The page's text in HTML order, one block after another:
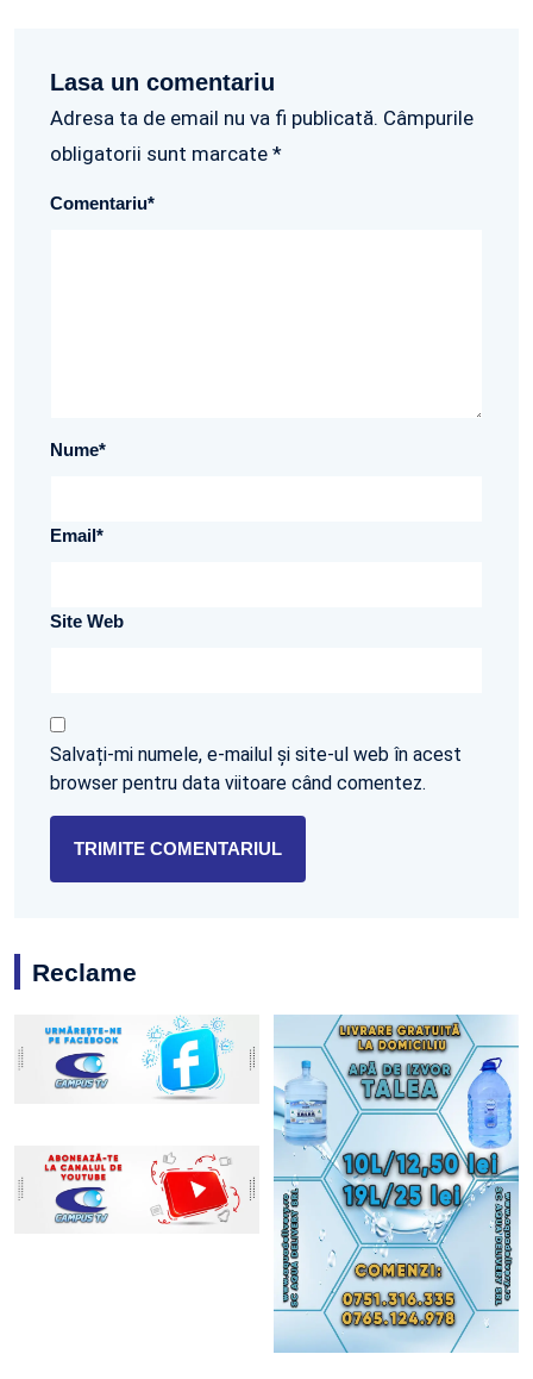
Lasa un comentariu
Adresa ta de email nu va fi publicată. Câmpurile
obligatorii sunt marcate *
Comentariu*
Nume*
Email*
Site Web
Salvați-mi numele, e-mailul și site-ul web în acest
browser pentru data viitoare când comentez.
Reclame